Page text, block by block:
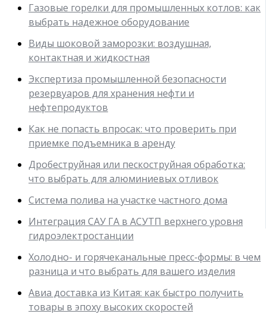
Газовые горелки для промышленных котлов: как
выбрать надежное оборудование
Виды шоковой заморозки: воздушная,
контактная и жидкостная
Экспертиза промышленной безопасности
резервуаров для хранения нефти и
нефтепродуктов
Как не попасть впросак: что проверить при
приемке подъемника в аренду
Дробеструйная или пескоструйная обработка:
что выбрать для алюминиевых отливок
Система полива на участке частного дома
Интеграция САУ ГА в АСУТП верхнего уровня
гидроэлектростанции
Холодно- и горячеканальные пресс-формы: в чем
разница и что выбрать для вашего изделия
Авиа доставка из Китая: как быстро получить
товары в эпоху высоких скоростей